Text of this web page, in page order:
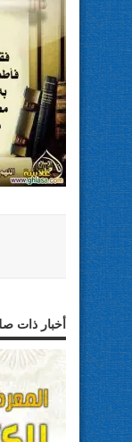
أخبار ذات